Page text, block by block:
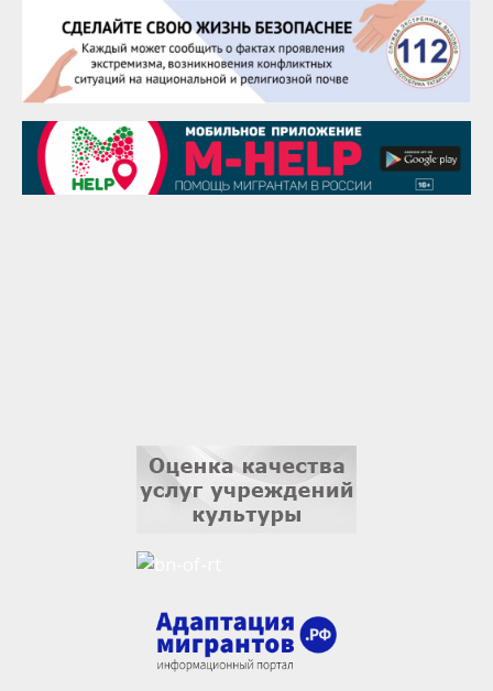
28 августа
Чингиз Мустафаев
29 августа
Надежда Рослова
1 сентября
Гали Хасанов